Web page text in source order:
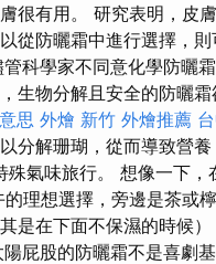
很有用。 研究表明，皮
從防曬霜中進行選擇，
管科學家不同意化學防曬
生物分解且安全的防曬霜
思 外燴 新竹 外燴推薦
分解珊瑚，從而導致營
殊氣味旅行。 想像一下
理想選擇，旁邊是茶或
是在下面不保濕的時候
屁股的防曬霜不是喜劇